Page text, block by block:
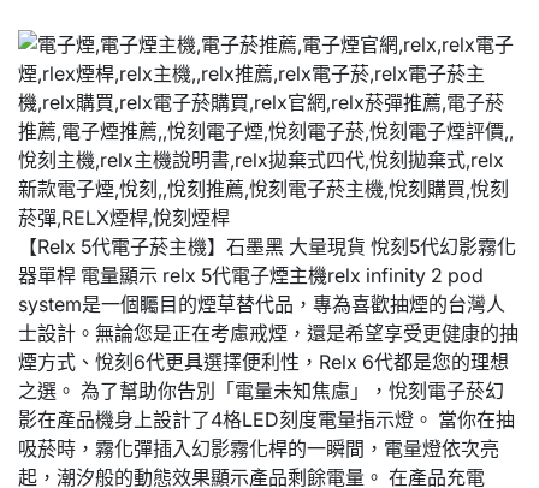
【Relx 5代電子菸主機】石墨黑 大量現貨 悅刻5代幻影霧化
器單桿 電量顯示 relx 5代電子煙主機relx infinity 2 pod
system是一個矚目的煙草替代品，專為喜歡抽煙的台灣人
士設計。無論您是正在考慮戒煙，還是希望享受更健康的抽
煙方式、悅刻6代更具選擇便利性，Relx 6代都是您的理想
之選。 為了幫助你告別「電量未知焦慮」，悅刻電子菸幻
影在產品機身上設計了4格LED刻度電量指示燈。 當你在抽
吸菸時，霧化彈插入幻影霧化桿的一瞬間，電量燈依次亮
起，潮汐般的動態效果顯示產品剩餘電量。 在產品充電